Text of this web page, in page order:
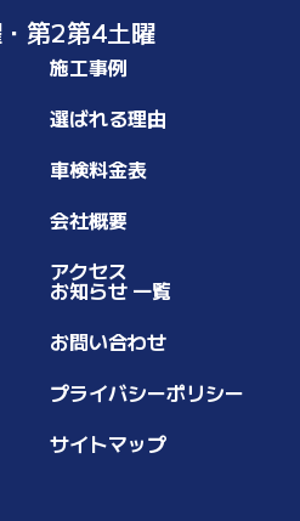
第2第4土曜
施工事例
選ばれる理由
車検料金表
会社概要
アクセス
お知らせ 一覧
お問い合わせ
プライバシーポリシー
サイトマップ